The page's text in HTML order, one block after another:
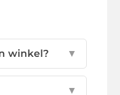
winkel? ▼
▼